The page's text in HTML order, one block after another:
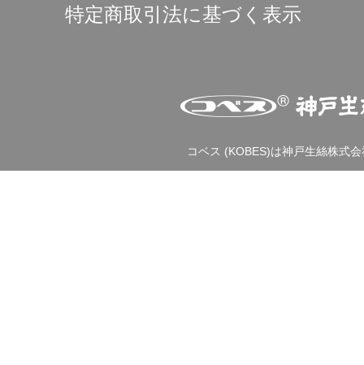
特定商取引法に基づく表示
コベス (KOBES)は神戸生絲株式